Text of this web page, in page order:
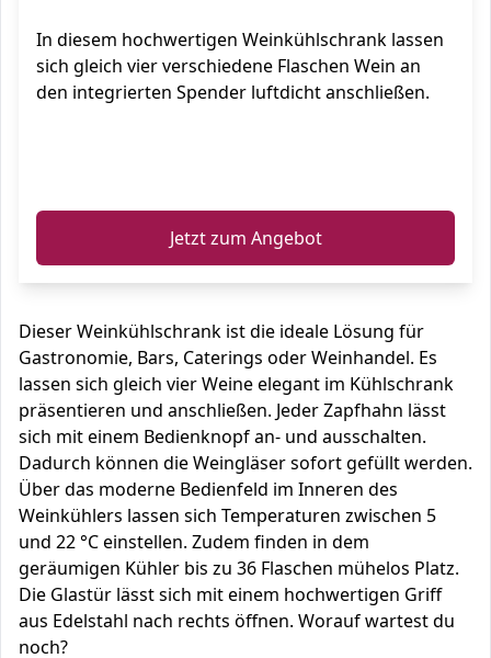
In diesem hochwertigen Weinkühlschrank lassen
sich gleich vier verschiedene Flaschen Wein an
den integrierten Spender luftdicht anschließen.
Jetzt zum Angebot
Dieser Weinkühlschrank ist die ideale Lösung für
Gastronomie, Bars, Caterings oder Weinhandel. Es
lassen sich gleich vier Weine elegant im Kühlschrank
präsentieren und anschließen. Jeder Zapfhahn lässt
sich mit einem Bedienknopf an- und ausschalten.
Dadurch können die Weingläser sofort gefüllt werden.
Über das moderne Bedienfeld im Inneren des
Weinkühlers lassen sich Temperaturen zwischen 5
und 22 °C einstellen. Zudem finden in dem
geräumigen Kühler bis zu 36 Flaschen mühelos Platz.
Die Glastür lässt sich mit einem hochwertigen Griff
aus Edelstahl nach rechts öffnen. Worauf wartest du
noch?